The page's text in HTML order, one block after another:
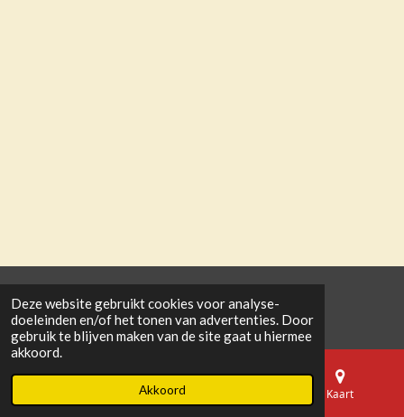
Deze website gebruikt cookies voor analyse-
doeleinden en/of het tonen van advertenties. Door
gebruik te blijven maken van de site gaat u hiermee
akkoord.
Akkoord
© 2023 - 2026 bzc-zebravinken.be
Powered byJouwWeb
Telefoonnummer Kaart